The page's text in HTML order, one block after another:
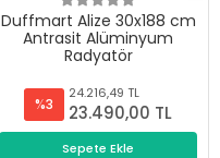
Duffmart Alize 30x188 cm
Antrasit Alüminyum
Radyatör
%3
24.216,49 TL
23.490,00 TL
Sepete Ekle